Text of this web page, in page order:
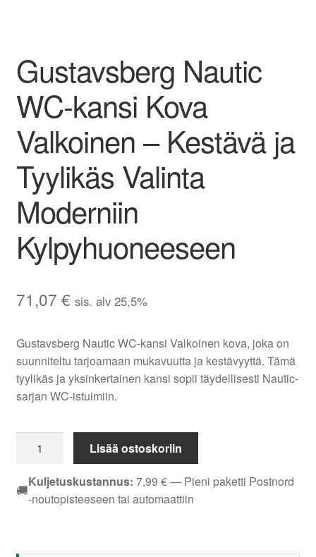
Gustavsberg Nautic
WC-kansi Kova
Valkoinen – Kestävä ja
Tyylikäs Valinta
Moderniin
Kylpyhuoneeseen
71,07 € sis. alv 25,5%
Gustavsberg Nautic WC-kansi Valkoinen kova, joka on
suunniteltu tarjoamaan mukavuutta ja kestävyyttä. Tämä
tyylikäs ja yksinkertainen kansi sopii täydellisesti Nautic-
sarjan WC-istuimiin.
Nautic
WC-
kansi
Lisää ostoskoriin
🚚Kuljetuskustannus: 7,99 €— Pieni paketti Postnord
-noutopisteeseen tai automaattiin